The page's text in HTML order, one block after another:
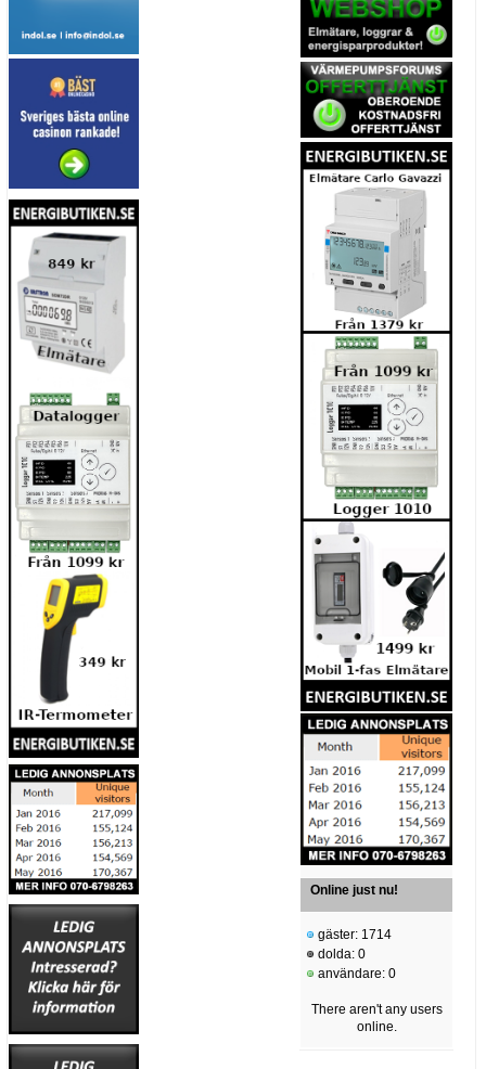
Online just nu!
gäster: 1714
dolda: 0
användare: 0
There aren't any users
online.